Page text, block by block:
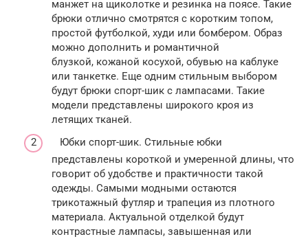
манжет на щиколотке и резинка на поясе. Такие
брюки отлично смотрятся с коротким топом,
простой футболкой, худи или бомбером. Образ
можно дополнить и романтичной
блузкой, кожаной косухой, обувью на каблуке
или танкетке. Еще одним стильным выбором
будут брюки спорт-шик с лампасами. Такие
модели представлены широкого кроя из
летящих тканей.
Юбки спорт-шик. Стильные юбки
представлены короткой и умеренной длины, что
говорит об удобстве и практичности такой
одежды. Самыми модными остаются
трикотажный футляр и трапеция из плотного
материала. Актуальной отделкой будут
контрастные лампасы, завышенная или